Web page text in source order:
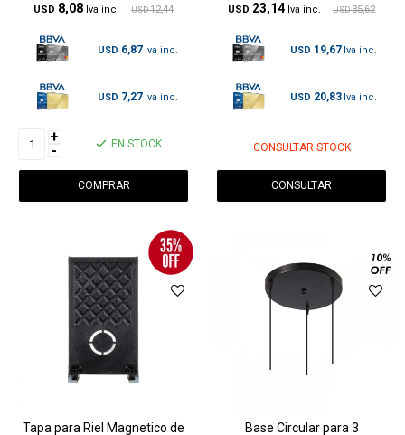
USD 8,08 USD 12,44
USD 6,87
USD 7,27
+
- EN STOCK
USD 23,14 USD 35,62
USD 19,67
USD 20,83
CONSULTAR STOCK
CONSULTAR
Tapa para Riel Magnetico de
Base Circular para 3